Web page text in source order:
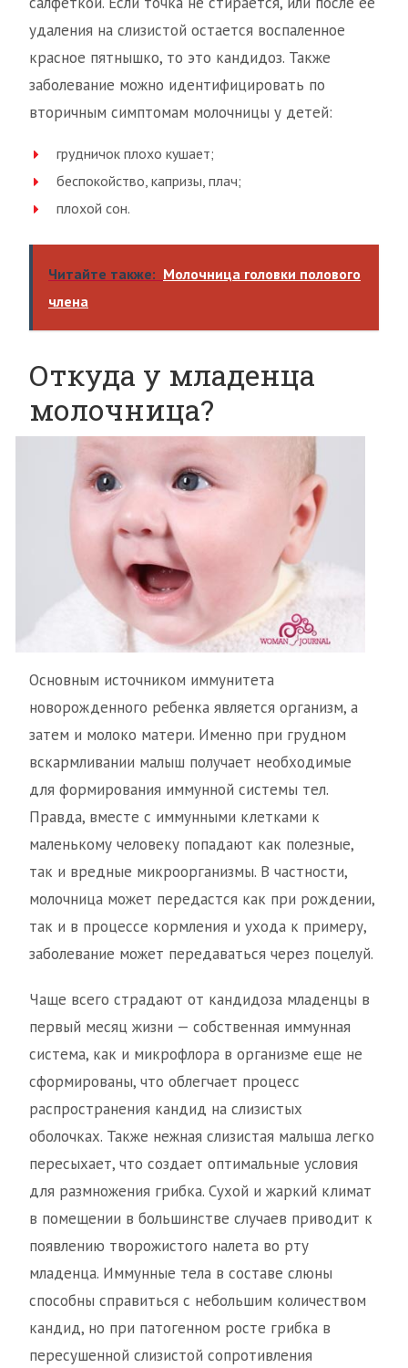
удаления на слизистой остается воспаленное
красное пятнышко, то это кандидоз. Также
заболевание можно идентифицировать по
вторичным симптомам молочницы у детей:
грудничок плохо кушает;
беспокойство, капризы, плач;
плохой сон.
Читайте также: Молочница головки полового
члена
Откуда у младенца
молочница?
Основным источником иммунитета
новорожденного ребенка является организм, а
затем и молоко матери. Именно при грудном
вскармливании малыш получает необходимые
для формирования иммунной системы тел.
Правда, вместе с иммунными клетками к
маленькому человеку попадают как полезные,
так и вредные микроорганизмы. В частности,
молочница может передастся как при рождении,
так и в процессе кормления и ухода к примеру,
заболевание может передаваться через поцелуй.
Чаще всего страдают от кандидоза младенцы в
первый месяц жизни — собственная иммунная
система, как и микрофлора в организме еще не
сформированы, что облегчает процесс
распространения кандид на слизистых
оболочках. Также нежная слизистая малыша легко
пересыхает, что создает оптимальные условия
для размножения грибка. Сухой и жаркий климат
в помещении в большинстве случаев приводит к
появлению творожистого налета во рту
младенца. Иммунные тела в составе слюны
способны справиться с небольшим количеством
кандид, но при патогенном росте грибка в
пересушенной слизистой сопротивления